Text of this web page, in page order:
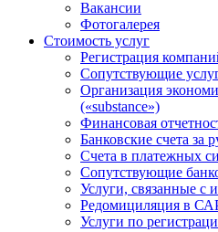
Вакансии
Фотогалерея
Стоимость услуг
Регистрация
Сопутствующие
Организация
(«substance»)
Финансовая
Банковские счета за
Счета в платежных
Сопутствующие
Услуги, связанные с
Редомициляция в
Услуги по